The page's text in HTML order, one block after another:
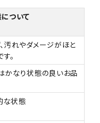
ついて
汚れやダメージがほと
。
かなり状態の良いお品
な状態